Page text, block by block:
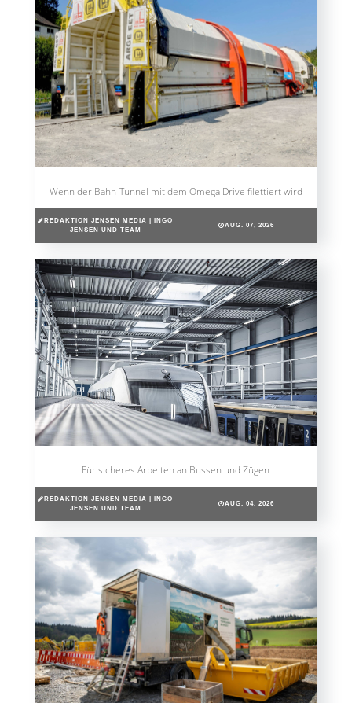
Wenn der Bahn-Tunnel mit dem Omega Drive filettiert wird
REDAKTION JENSEN MEDIA | INGO
JENSEN UND TEAM
AUG. 07, 2026
Für sicheres Arbeiten an Bussen und Zügen
REDAKTION JENSEN MEDIA | INGO
JENSEN UND TEAM
AUG. 04, 2026